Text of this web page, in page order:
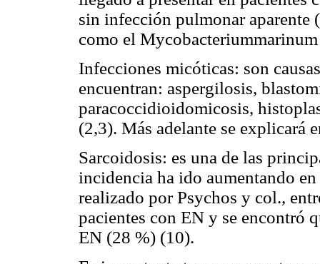
sin infección pulmonar aparente
como el
Infecciones micóticas: son
encuentran: aspergilosis,
paracoccidioidomicosis,
(2,3). Más adelante se explicará
Sarcoidosis: es una de las
incidencia ha ido aumentando
realizado por Psychos y col.,
pacientes con EN y se encontró
EN (28 %) (10).